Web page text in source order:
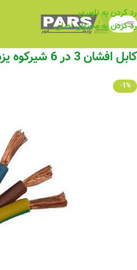
رد کردن به ناوبری
رد کردن به محتوای اصلی
منو
کابل افشان 3 در 6 شیرکوه یزد
-1%